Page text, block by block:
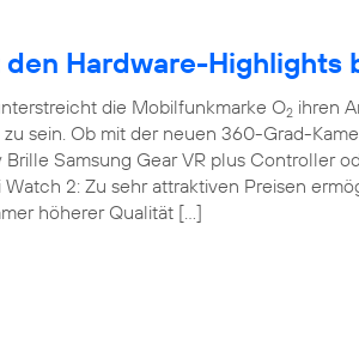
Hardware-Highlights
die Mobilfunkmarke O2 ihren
sein. Ob mit der neuen 360-Grad-
Brille Samsung Gear VR plus Controller
2: Zu sehr attraktiven Preisen
höherer Qualität […]